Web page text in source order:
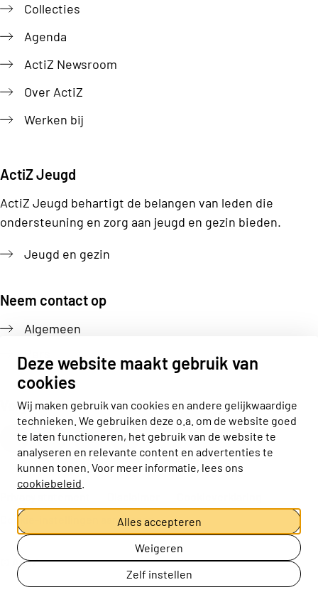
Deze website maakt gebruik van
cookies
Wij maken gebruik van cookies en andere gelijkwaardige
technieken. We gebruiken deze o.a. om de website goed
te laten functioneren, het gebruik van de website te
analyseren en relevante content en advertenties te
kunnen tonen. Voor meer informatie, lees ons
cookiebeleid
Alles accepteren
Weigeren
Zelf instellen
Collecties
Agenda
ActiZ Newsroom
Over ActiZ
Werken bij
ActiZ Jeugd
ActiZ Jeugd behartigt de belangen van leden die
ondersteuning en zorg aan jeugd en gezin bieden.
Jeugd en gezin
Neem contact op
Algemeen
Pers
Volg ons
Actiz linkedin
Actiz instagram
Actiz youtube
Actiz facebook
Cookie-instellingen aanpassen
© ActiZ